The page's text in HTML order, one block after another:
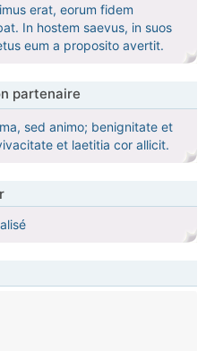
erat, eorum fidem
In hostem saevus, in suos
eum a proposito avertit.
partenaire
sed animo; benignitate et
et laetitia cor allicit.